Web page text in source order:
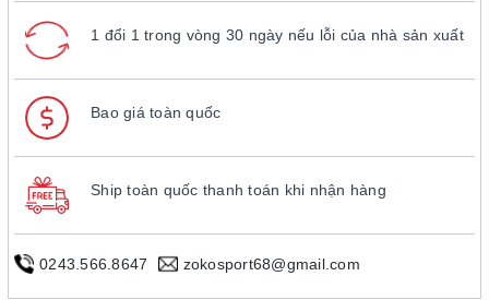
1 đổi 1 trong vòng 30 ngày nếu lỗi của nhà sản xuất
Bao giá toàn quốc
Ship toàn quốc thanh toán khi nhận hàng
0243.566.8647 zokosport68@gmail.com